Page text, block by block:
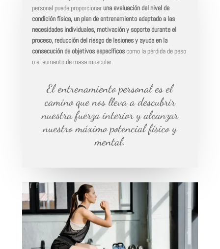
personal puede proporcionar una evaluación del nivel de
condición física, un plan de entrenamiento adaptado a las
necesidades individuales, motivación y soporte durante el
proceso, reducción del riesgo de lesiones y ayuda en la
consecución de objetivos específicoscomo la pérdida de peso
o el aumento de masa muscular.
El entrenamiento personal es el
camino que nos lleva a descubrir
nuestra fuerza interior y alcanzar
nuestro máximo potencial físico y
mental.